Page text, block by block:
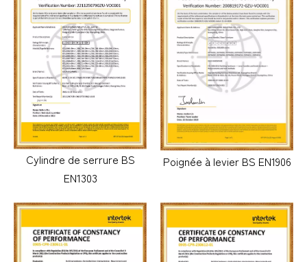
Cylindre de serrure BS
EN1303
Poignée à levier BS EN1906